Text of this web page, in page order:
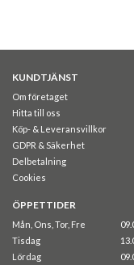
KUNDTJÄNST
Om företaget
Hitta till oss
Köp- & Leveransvillkor
GDPR & Säkerhet
Delbetalning
Cookies
ÖPPETTIDER
Mån, Ons, Tor, Fre
Tisdag
Lördag